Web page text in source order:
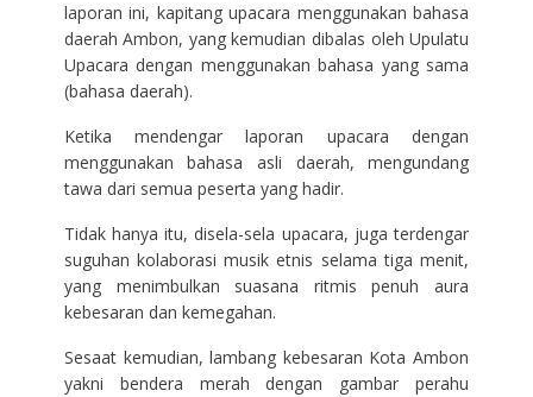
laporan ini, kapitang upacara menggunakan bahasa
daerah Ambon, yang kemudian dibalas oleh Upulatu
Upacara dengan menggunakan bahasa yang sama
(bahasa daerah).
Ketika mendengar laporan upacara dengan
menggunakan bahasa asli daerah, mengundang
tawa dari semua peserta yang hadir.
Tidak hanya itu, disela-sela upacara, juga terdengar
suguhan kolaborasi musik etnis selama tiga menit,
yang menimbulkan suasana ritmis penuh aura
kebesaran dan kemegahan.
Sesaat kemudian, lambang kebesaran Kota Ambon
yakni bendera merah dengan gambar perahu